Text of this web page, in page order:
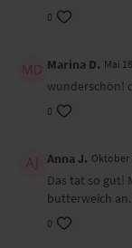
Ort und Ausstattung
Dieses Video ist
0
Marina D. Mai
wunderschön!
0
Anna J. Oktober
Das tat so gut!
butterweich an.
0